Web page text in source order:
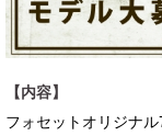
【内容】
フォセットオリジナ